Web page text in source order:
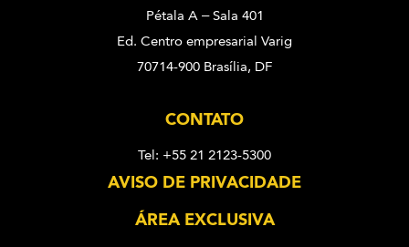
Pétala A – Sala 401
Ed. Centro empresarial Varig
70714-900 Brasília, DF
CONTATO
Tel: +55 21 2123-5300
AVISO DE PRIVACIDADE
ÁREA EXCLUSIVA